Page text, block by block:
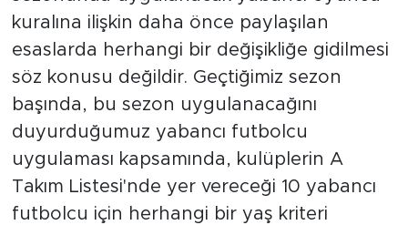
kuralına ilişkin daha önce paylaşılan
esaslarda herhangi bir değişikliğe gidilmesi
söz konusu değildir. Geçtiğimiz sezon
başında, bu sezon uygulanacağını
duyurduğumuz yabancı futbolcu
uygulaması kapsamında, kulüplerin A
Takım Listesi'nde yer vereceği 10 yabancı
futbolcu için herhangi bir yaş kriteri